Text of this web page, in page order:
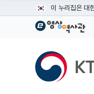
이 누리집은 대
공식 누리집 주
이밖에 or.kr 또
운영중인 공식
KTV국민방송